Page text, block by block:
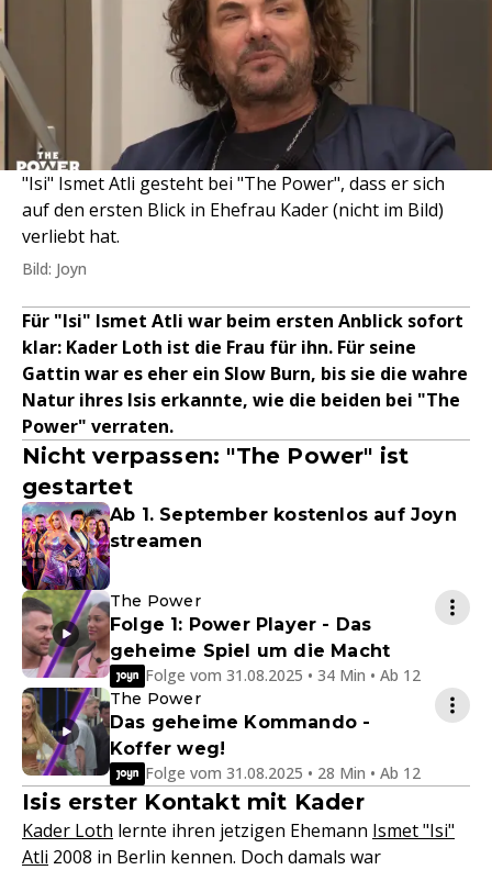
"Isi" Ismet Atli gesteht bei "The Power", dass er sich
auf den ersten Blick in Ehefrau Kader (nicht im Bild)
verliebt hat.
Bild: Joyn
Für "Isi" Ismet Atli war beim ersten Anblick sofort
klar: Kader Loth ist die Frau für ihn. Für seine
Gattin war es eher ein Slow Burn, bis sie die wahre
Natur ihres Isis erkannte, wie die beiden bei "The
Power" verraten.
Nicht verpassen: "The Power" ist
gestartet
Ab 1. September kostenlos auf Joyn
streamen
The Power
Folge 1: Power Player - Das
geheime Spiel um die Macht
Folge vom 31.08.2025 • 34 Min • Ab 12
The Power
Das geheime Kommando -
Koffer weg!
Folge vom 31.08.2025 • 28 Min • Ab 12
Isis erster Kontakt mit Kader
Kader Loth lernte ihren jetzigen Ehemann Ismet "Isi"
Atli 2008 in Berlin kennen. Doch damals war